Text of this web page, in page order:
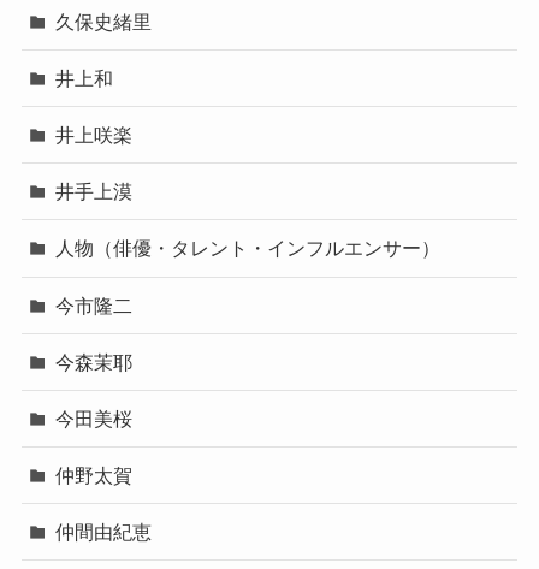
久保史緒里
井上和
井上咲楽
井手上漠
人物（俳優・タレント・インフルエンサー）
今市隆二
今森茉耶
今田美桜
仲野太賀
仲間由紀恵